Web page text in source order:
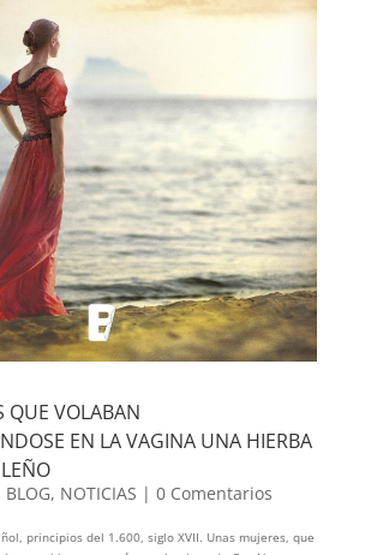
QUE VOLABAN
EN LA VAGINA UNA HIERBA
BLOG, NOTICIAS | 0 Comentarios
principios del 1.600, siglo XVII. Unas mujeres, que